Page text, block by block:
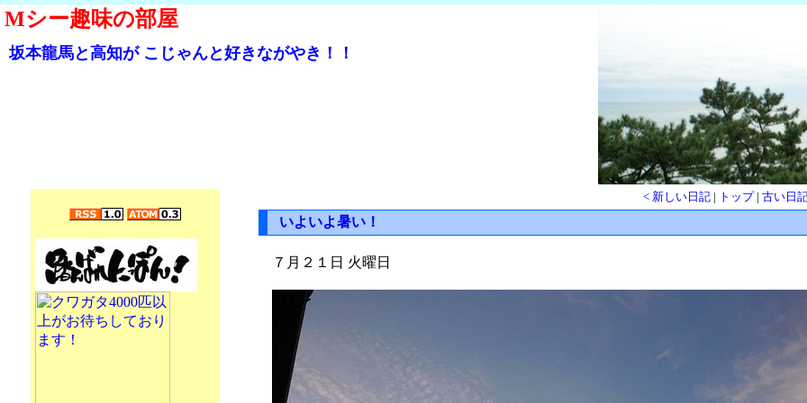
Mシー趣味の部屋
坂本龍馬と高知が こじゃんと好きながやき！！
< 新しい日記| トップ| 古い日
いよいよ暑い！
７月２１日 火曜日